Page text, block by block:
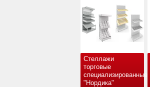
Стеллажи
торговые
специализированные
"Нордика"